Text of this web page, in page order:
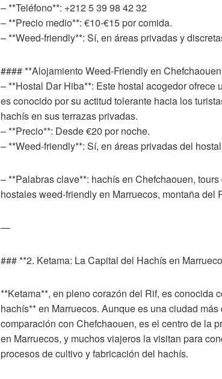
– **Teléfono**: +212 5 39 98 42 32
– **Precio medio**: €10-€15 por comida.
– **Weed-friendly**: Sí, en áreas privadas y
#### **Alojamiento Weed-Friendly en
– **Hostal Dar Hiba**: Este hostal acogedor ofrece
es conocido por su actitud tolerante hacia los
hachís en sus terrazas privadas.
– **Precio**: Desde €20 por noche.
– **Weed-friendly**: Sí, en áreas privadas del
– **Palabras clave**: hachís en Chefchaouen,
hostales weed-friendly en Marruecos, montaña del
—
### **2. Ketama: La Capital del Hachís en
**Ketama**, en pleno corazón del Rif, es conocida
hachís** en Marruecos. Aunque es una ciudad más
comparación con Chefchaouen, es el centro de la
en Marruecos, y muchos viajeros la visitan para
procesos de cultivo y fabricación del hachís.